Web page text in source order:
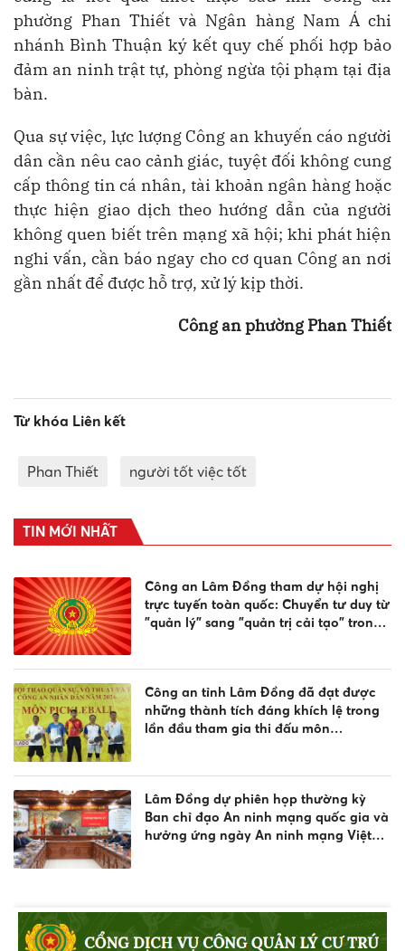
phường Phan Thiết và Ngân hàng Nam Á chi
nhánh Bình Thuận ký kết quy chế phối hợp bảo
đảm an ninh trật tự, phòng ngừa tội phạm tại địa
bàn.
Qua sự việc, lực lượng Công an khuyến cáo người
dân cần nêu cao cảnh giác, tuyệt đối không cung
cấp thông tin cá nhân, tài khoản ngân hàng hoặc
thực hiện giao dịch theo hướng dẫn của người
không quen biết trên mạng xã hội; khi phát hiện
nghi vấn, cần báo ngay cho cơ quan Công an nơi
gần nhất để được hỗ trợ, xử lý kịp thời.
Công an phường Phan Thiết
Từ khóa Liên kết
Phan Thiết người tốt việc tốt
TIN MỚI NHẤT
Công an Lâm Đồng tham dự hội nghị
trực tuyến toàn quốc: Chuyển tư duy từ
"quản lý" sang "quản trị cải tạo" trong
Công an tỉnh Lâm Đồng đã đạt được
những thành tích đáng khích lệ trong
lần đầu tham gia thi đấu môn
Lâm Đồng dự phiên họp thường kỳ
Ban chỉ đạo An ninh mạng quốc gia và
hưởng ứng ngày An ninh mạng Việt
bắn súng đêm phối hợp tại Vòng